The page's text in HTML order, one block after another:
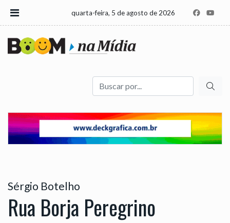
quarta-feira, 5 de agosto de 2026
Buscar
Sérgio Botelho
Rua Borja Peregrino